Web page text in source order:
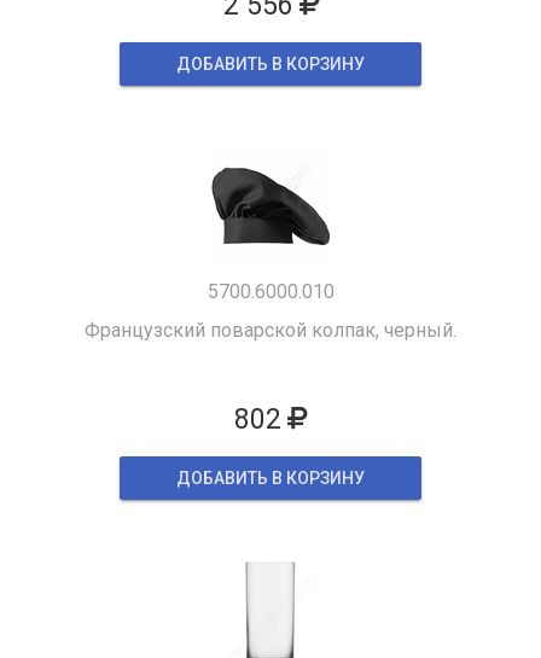
ДОБАВИТЬ В КОРЗИНУ
5700.6000.010
Французский поварской колпак, черный.
802
ДОБАВИТЬ В КОРЗИНУ